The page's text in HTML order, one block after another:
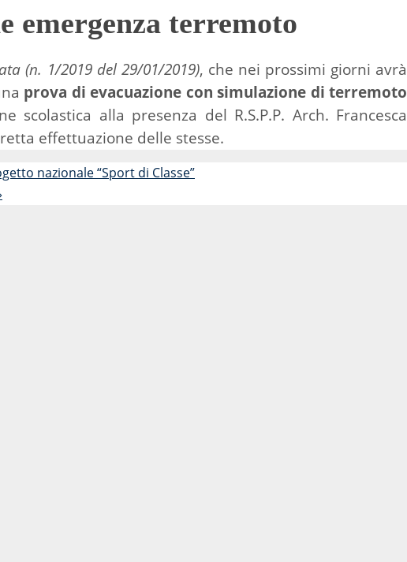
emergenza terremoto
(n. 1/2019 del 29/01/2019), che nei prossimi giorni avrà
prova di evacuazione con simulazione di terremoto
scolastica alla presenza del R.S.P.P. Arch. Francesca
effettuazione delle stesse.
nazionale “Sport di Classe”